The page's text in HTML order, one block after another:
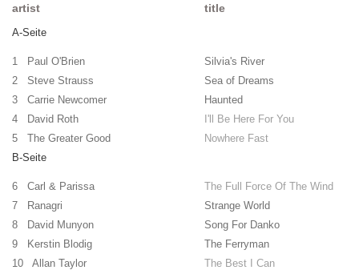
artist
A-Seite
1 Paul O'Brien
2 Steve Strauss
3 Carrie Newcomer
4 David Roth
5 The Greater Good
B-Seite
6 Carl & Parissa
7 Ranagri
8 David Munyon
9 Kerstin Blodig
10 Allan Taylor
title
Silvia's River
Sea of Dreams
Haunted
I'll Be Here For You
Nowhere Fast
The Full Force Of The Wind
Strange World
Song For Danko
The Ferryman
The Best I Can